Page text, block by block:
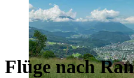
Flüge nach